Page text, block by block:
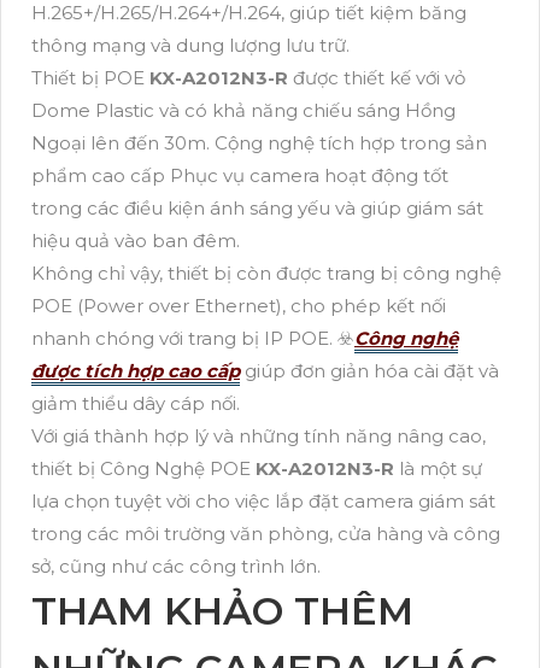
H.265+/H.265/H.264+/H.264, giúp tiết kiệm băng
thông mạng và dung lượng lưu trữ.
Thiết bị POE KX-A2012N3-R được thiết kế với vỏ
Dome Plastic và có khả năng chiếu sáng Hồng
Ngoại lên đến 30m. Cộng nghệ tích hợp trong sản
phẩm cao cấp Phục vụ camera hoạt động tốt
trong các điều kiện ánh sáng yếu và giúp giám sát
hiệu quả vào ban đêm.
Không chỉ vậy, thiết bị còn được trang bị công nghệ
POE (Power over Ethernet), cho phép kết nối
nhanh chóng với trang bị IP POE. ☣️Công nghệ
được tích hợp cao cấpgiúp đơn giản hóa cài đặt và
giảm thiểu dây cáp nối.
Với giá thành hợp lý và những tính năng nâng cao,
thiết bị Công Nghệ POE KX-A2012N3-R là một sự
lựa chọn tuyệt vời cho việc lắp đặt camera giám sát
trong các môi trường văn phòng, cửa hàng và công
sở, cũng như các công trình lớn.
THAM KHẢO THÊM